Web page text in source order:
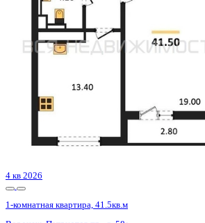
4 кв 2026
1-комнатная квартира, 41.5кв.м
17 из 17
Материал
Цена 5 693 015 ₽ 141 970 ₽/м²